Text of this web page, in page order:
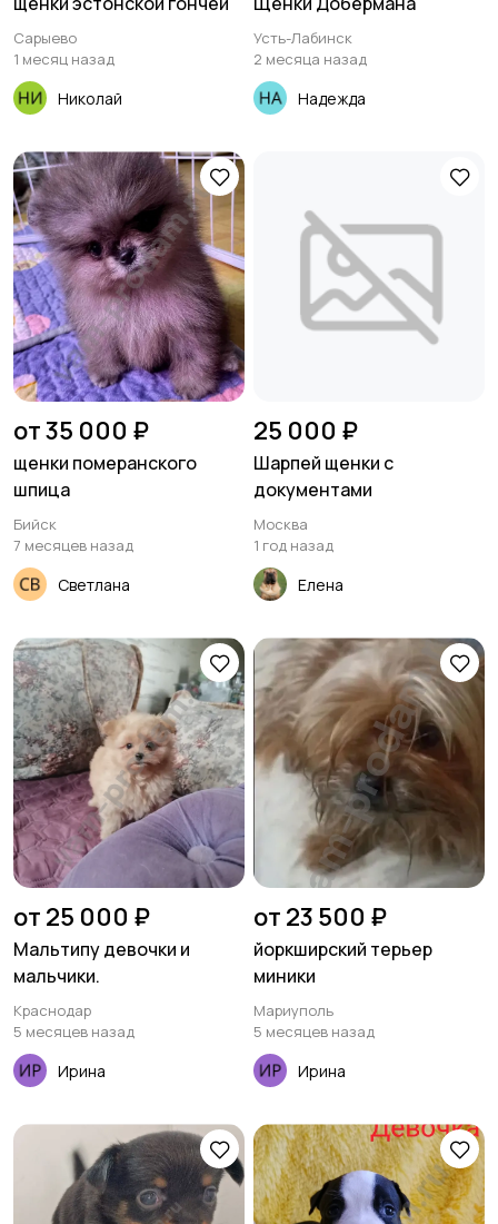
Сарыево
1 месяц назад
Николай
Усть-Лабинск
2 месяца назад
Надежда
от 35 000 ₽
щенки померанского
шпица
Бийск
7 месяцев назад
Светлана
25 000 ₽
Шарпей щенки с
документами
Москва
1 год назад
Елена
от 25 000 ₽
Мальтипу девочки и
мальчики.
Краснодар
5 месяцев назад
Ирина
от 23 500 ₽
йоркширский терьер
миники
Мариуполь
5 месяцев назад
Ирина